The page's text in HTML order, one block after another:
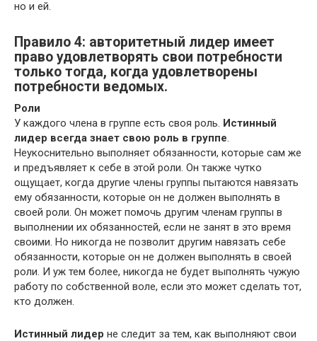
но и ей.
Правило 4: авторитетный лидер имеет
право удовлетворять свои потребности
только тогда, когда удовлетворены
потребности ведомых.
Роли
У каждого члена в группе есть своя роль. Истинный
лидер всегда знает свою роль в группе
Неукоснительно выполняет обязанности, которые сам же
и предъявляет к себе в этой роли. Он также чутко
ощущает, когда другие члены группы пытаются навязать
ему обязанности, которые он не должен выполнять в
своей роли. Он может помочь другим членам группы в
выполнении их обязанностей, если не занят в это время
своими. Но никогда не позволит другим навязать себе
обязанности, которые он не должен выполнять в своей
роли. И уж тем более, никогда не будет выполнять чужую
работу по собственной воле, если это может сделать тот,
кто должен.
Истинный лидер не следит за тем, как выполняют свои